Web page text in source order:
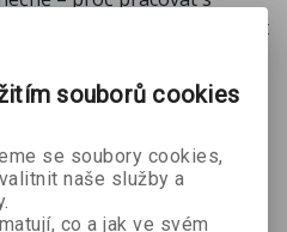
ve kterém je nelze použít
se zavést Danem
odborníků na
barev, do prostředí LAB.
LAB ve Photoshopu
nedosažitelná, skrytá
Dan Margulis v
souborů cookies
se soubory cookies,
naše služby a
co a jak ve svém